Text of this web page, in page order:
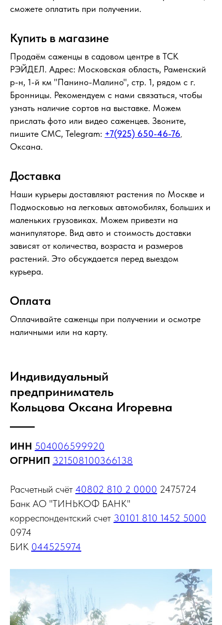
сможете оплатить при получении.
Купить в магазине
Продаём саженцы в садовом центре в ТСК
РЭЙДЕЛ. Адрес: Московская область, Раменский
р-н, 1-й км "Панино-Малино", стр. 1, рядом с г.
Бронницы. Рекомендуем с нами связаться, чтобы
узнать наличие сортов на выставке. Можем
прислать фото или видео саженцев. Звоните,
пишите СМС, Telegram: +7(925) 650-46-76,
Оксана.
Доставка
Наши курьеры доставляют растения по Москве и
Подмосковью на легковых автомобилях, больших и
маленьких грузовиках. Можем привезти на
манипуляторе. Вид авто и стоимость доставки
зависят от количества, возраста и размеров
растений. Это обсуждается перед выездом
курьера.
Оплата
Оплачивайте саженцы при получении и осмотре
наличными или на карту.
Индивидуальный
предприниматель
Кольцова Оксана Игоревна
ИНН 504006599920
ОГРНИП 321508100366138
Расчетный счёт 40802 810 2 0000 2475724
Банк АО "ТИНЬКОФ БАНК"
корреспондентский счет 30101 810 1452 5000
0974
БИК 044525974